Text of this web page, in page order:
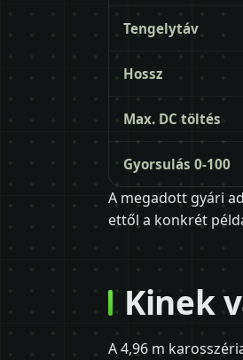
Tengelytáv
Hossz
Max. DC töltés
Gyorsulás 0-100
A megadott gyári
ettől a konkrét
Kinek
A 4,96 m